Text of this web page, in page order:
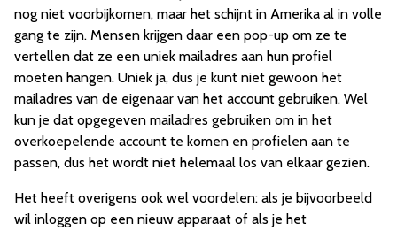
nog niet voorbijkomen, maar het schijnt in Amerika al in volle
gang te zijn. Mensen krijgen daar een pop-up om ze te
vertellen dat ze een uniek mailadres aan hun profiel
moeten hangen. Uniek ja, dus je kunt niet gewoon het
mailadres van de eigenaar van het account gebruiken. Wel
kun je dat opgegeven mailadres gebruiken om in het
overkoepelende account te komen en profielen aan te
passen, dus het wordt niet helemaal los van elkaar gezien.
Het heeft overigens ook wel voordelen: als je bijvoorbeeld
wil inloggen op een nieuw apparaat of als je het